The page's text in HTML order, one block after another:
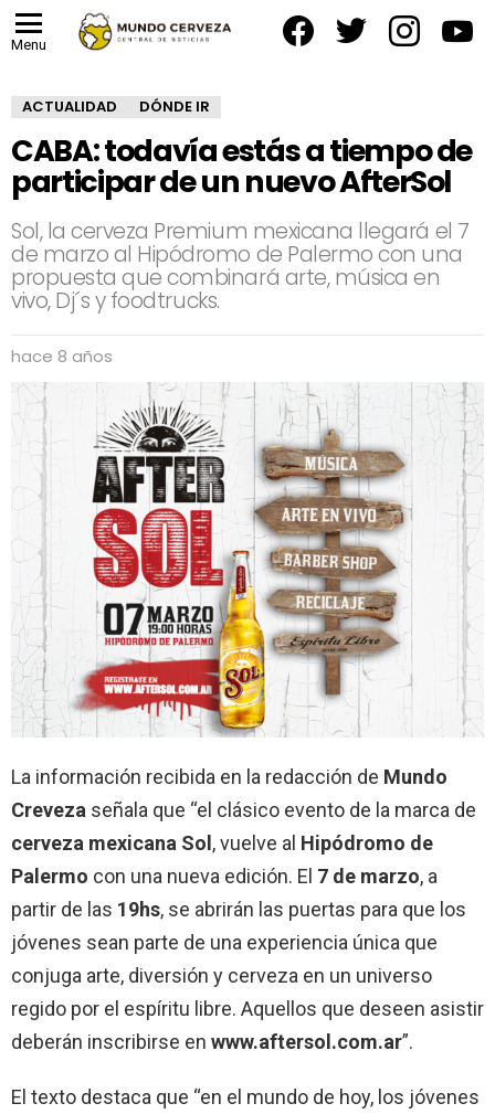
Menu
ACTUALIDAD DÓNDE IR
CABA: todavía estás a tiempo de
participar de un nuevo AfterSol
Sol, la cerveza Premium mexicana llegará el 7
de marzo al Hipódromo de Palermo con una
propuesta que combinará arte, música en
vivo, Dj´s y foodtrucks.
hace 8 años
La información recibida en la redacción de Mundo
Creveza señala que “el clásico evento de la marca de
cerveza mexicana Sol , vuelve al Hipódromo de
Palermo con una nueva edición. El 7 de marzo, a
partir de las 19hs, se abrirán las puertas para que los
jóvenes sean parte de una experiencia única que
conjuga arte, diversión y cerveza en un universo
regido por el espíritu libre. Aquellos que deseen asistir
deberán inscribirse en www.aftersol.com.ar”.
El texto destaca que “en el mundo de hoy, los jóvenes